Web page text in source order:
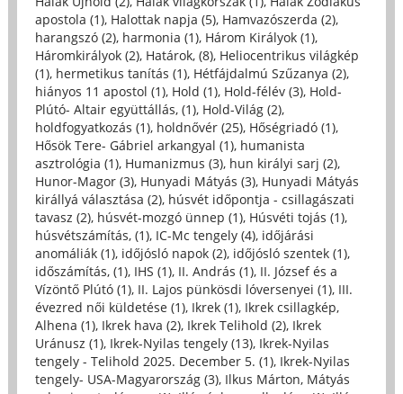
apostola (1), Halottak napja (5), Hamvazószerda (2),
harangszó (2), harmonia (1), Három Királyok (1),
Háromkirályok (2), Határok, (8), Heliocentrikus világkép
(1), hermetikus tanítás (1), Hétfájdalmú Szűzanya (2),
hiányos 11 apostol (1), Hold (1), Hold-félév (3), Hold-
Plútó- Altair együttállás, (1), Hold-Világ (2),
holdfogyatkozás (1), holdnővér (25), Hőségriadó (1),
Hősök Tere- Gábriel arkangyal (1), humanista
asztrológia (1), Humanizmus (3), hun királyi sarj (2),
Hunor-Magor (3), Hunyadi Mátyás (3), Hunyadi Mátyás
királlyá választása (2), húsvét időpontja - csillagászati
tavasz (2), húsvét-mozgó ünnep (1), Húsvéti tojás (1),
húsvétszámítás, (1), IC-Mc tengely (4), időjárási
anomáliák (1), időjósló napok (2), időjósló szentek (1),
időszámítás, (1), IHS (1), II. András (1), II. József és a
Vízöntő Plútó (1), II. Lajos pünkösdi lóversenyei (1), III.
évezred női küldetése (1), Ikrek (1), Ikrek csillagkép,
Alhena (1), Ikrek hava (2), Ikrek Telihold (2), Ikrek
Uránusz (1), Ikrek-Nyilas tengely (13), Ikrek-Nyilas
tengely - Telihold 2025. December 5. (1), Ikrek-Nyilas
tengely- USA-Magyarország (3), Ilkus Márton, Mátyás